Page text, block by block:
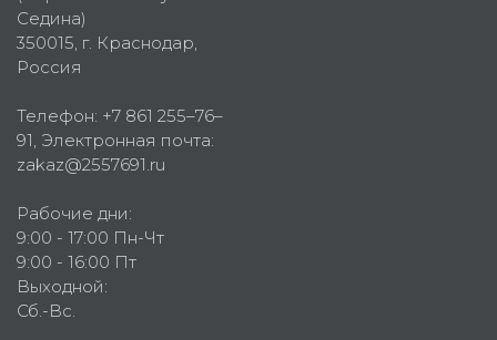
Седина)
350015, г. Краснодар,
Россия
Телефон: +7 861 255–76–
91, Электронная почта:
zakaz@2557691.ru
Рабочие дни:
9:00 - 17:00 Пн-Чт
9:00 - 16:00 Пт
Выходной:
Сб.-Вс.